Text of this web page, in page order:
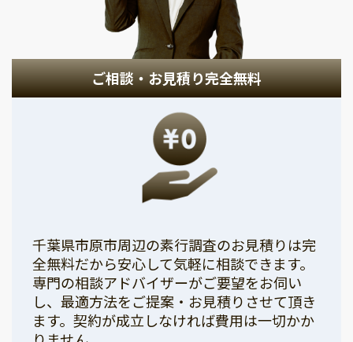
ご相談・お見積り完全無料
千葉県市原市周辺の素行調査のお見積りは完
全無料だから安心して気軽に相談できます。
専門の相談アドバイザーがご要望をお伺い
し、最適方法をご提案・お見積りさせて頂き
ます。契約が成立しなければ費用は一切かか